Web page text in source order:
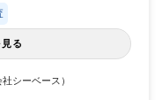
る
社シーベース）